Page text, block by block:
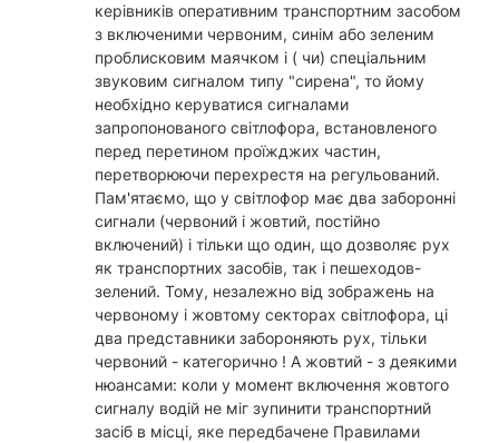
керівників оперативним транспортним засобом
з включеними червоним, синім або зеленим
проблисковим маячком і ( чи) спеціальним
звуковим сигналом типу "сирена", то йому
необхідно керуватися сигналами
запропонованого світлофора, встановленого
перед перетином проїжджих частин,
перетворюючи перехрестя на регульований.
Пам'ятаємо, що у світлофор має два заборонні
сигнали (червоний і жовтий, постійно
включений) і тільки що один, що дозволяє рух
як транспортних засобів, так і пешеходов-
зелений. Тому, незалежно від зображень на
червоному і жовтому секторах світлофора, ці
два представники забороняють рух, тільки
червоний - категорично ! А жовтий - з деякими
нюансами: коли у момент включення жовтого
сигналу водій не міг зупинити транспортний
засіб в місці, яке передбачене Правилами